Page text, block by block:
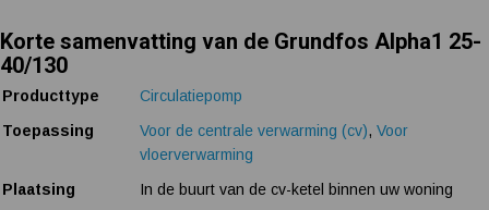
Korte samenvatting van de Grundfos Alpha1 25-
40/130
Producttype
Circulatiepomp
Toepassing
Voor de centrale verwarming (cv), Voor
vloerverwarming
Plaatsing
In de buurt van de cv-ketel binnen uw woning